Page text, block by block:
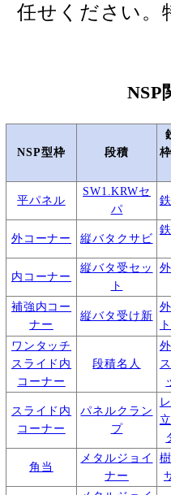
任せください。
NSP
NSP型枠 段積
平パネル
SW1.KRWセ
パ
外コーナー 縦バタクサビ
内コーナー
縦バタ受セッ
ト
補強内コー
ナー
縦バタ受け新
ワンタッチ
スライド内
コーナー
段積名人
スライド内
コーナー
パネルクラン
プ
角当
メタルジョイ
ナー